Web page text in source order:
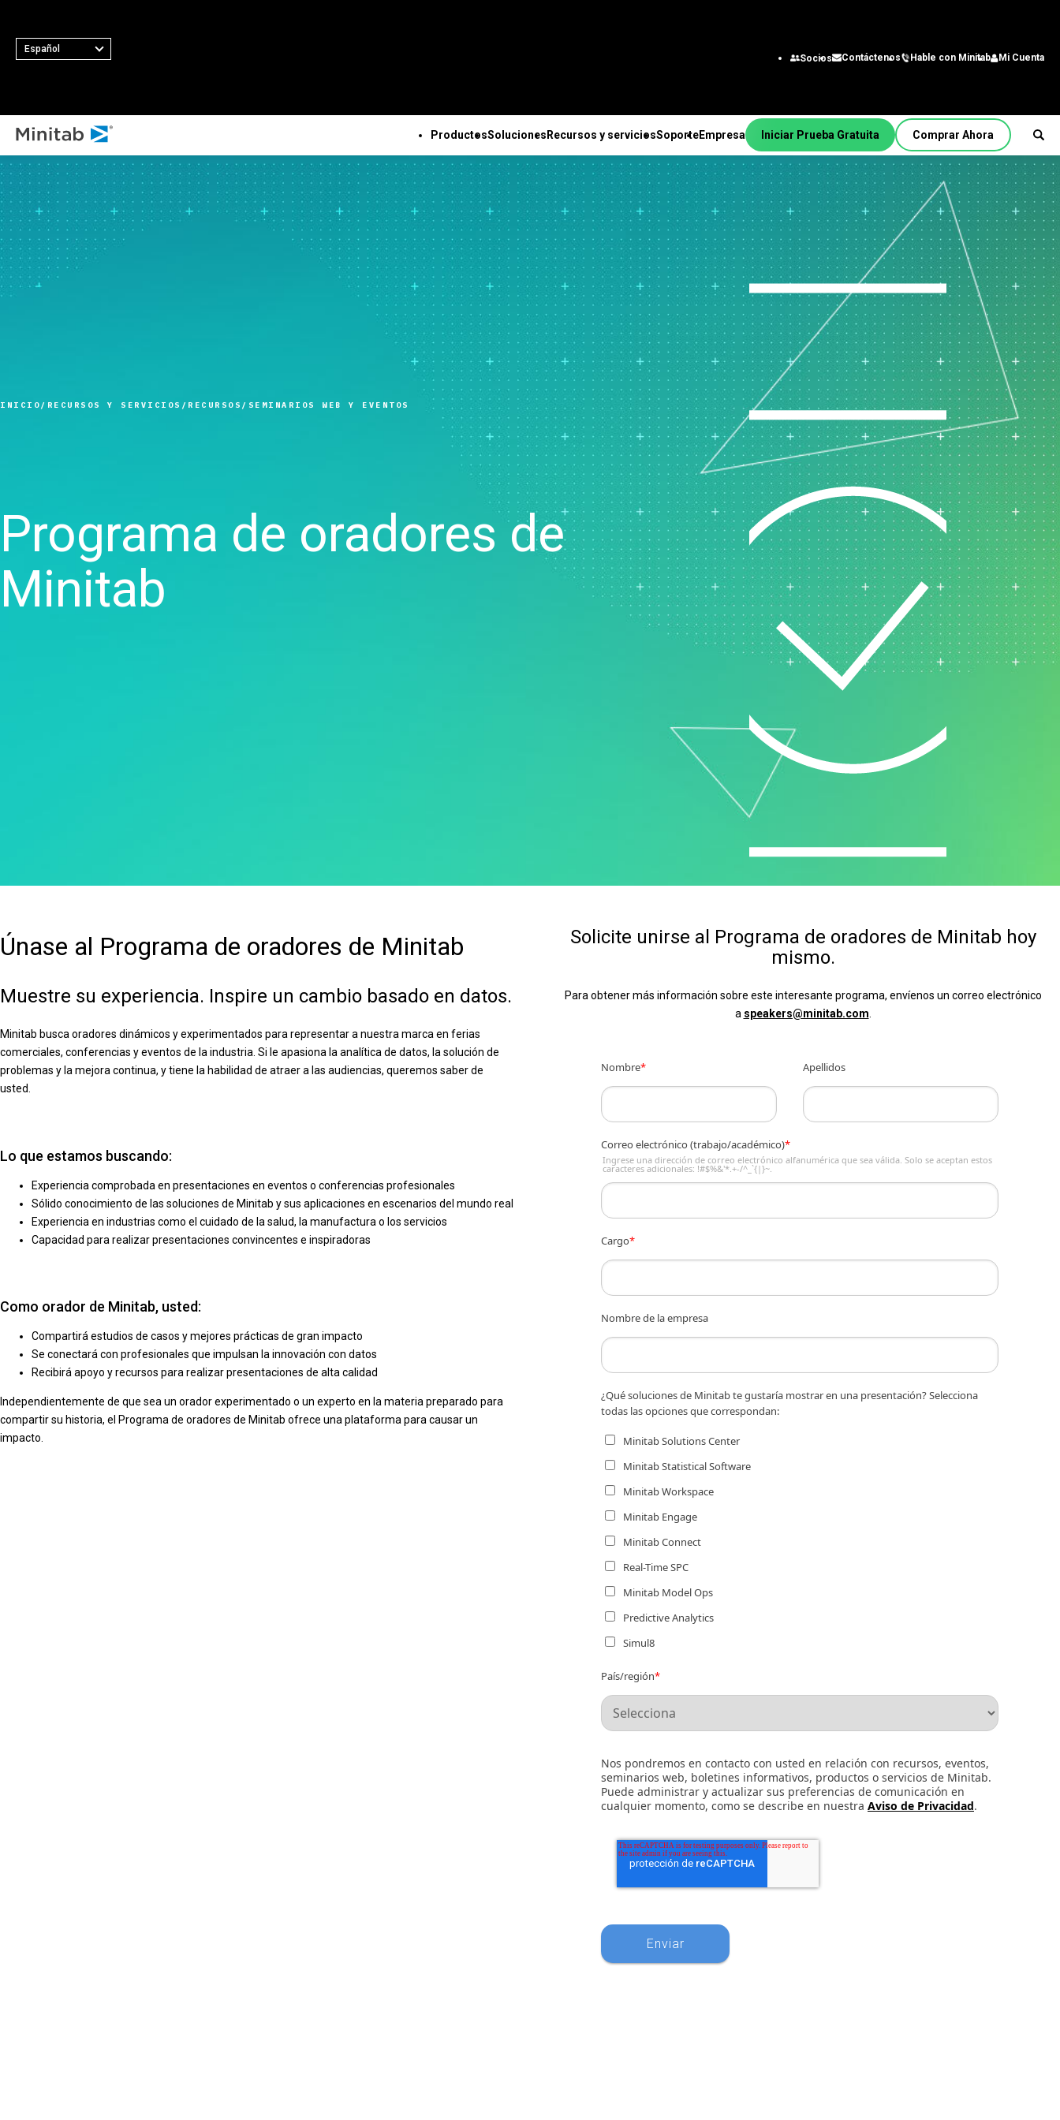
Español
Socios
Contáctenos Hable con Minitab Mi Cuenta
Productos
TODOS LOS PRODUCTOS
Minitab Solution Center
Minitab Statistical
Software
Minitab Connect
Minitab Model Ops
Minitab Education Hub
Minitab Engage
Minitab Workspace
Real-Time SPC
Prolink Data Collection y
Recopilación de datos de
Simulación de eventos
definidos con Simul8
Soluciones
TODAS LAS SOLUCIONES
Analítica
Estadística y analítica
Capacidades clave
Recopilación de datos
automatizada
Diseño de experimentos
avanzado
Mejora continua
Integración y preparación
de datos
Diagramación y mapas
Gemelos digitales
Modelo y ML Ops
Gestión de innovación y
Soluciones de Minitab
para la industria
Sector académico
Construcción
Energía y recursos
naturales
Gobierno y Sector Público
Cuidado de la salud
Seguros
Industrial y Manufactura
Productos farmacéuticos
Servicios
Software y Tecnología
Por función/rol
Ingeniería
Analista de negocios
Tecnología de la
Cadena de suministro
Servicio al cliente y Centro
de contacto con el cliente
Recursos humanos
Analítica de datos de
marketing
Recursos y servicios
TODOS LOS RECURSOS Y SERVICIOS
Recursos
Estudios de casos
Blog
Libros electrónicos y
artículos técnicos
Conjuntos de datos
Seminarios web y eventos
Education Hub
Servicios
Capacitación
Implementación
Aprendizaje autónomo
Formación continua
Consultoría
Soporte
SOPORTE TÉCNICO
Suscripciones y
activación
Minitab Quick Start
Capacitación
Instalación
Videos de soporte
técnico
Documentación de
soporte
Actualizaciones de
software
Descargas de productos
Política de soporte
técnico
Empresa
EMPRESA
Acerca de nosotros
Equipo de Liderazgo
Socios
Oportunidades de
empleo
Contáctenos
Noticias
Mercancía de Minitab
Iniciar Prueba Gratuita Comprar Ahora
INICIO RECURSOS Y SERVICIOS RECURSOS SEMINARIOS WEB Y EVENTOS
Programa de oradores de
Minitab
Únase al Programa de oradores de Minitab
Muestre su experiencia. Inspire un cambio basado en datos.
Minitab busca oradores dinámicos y experimentados para representar a nuestra marca en ferias
comerciales, conferencias y eventos de la industria. Si le apasiona la analítica de datos, la solución de
problemas y la mejora continua, y tiene la habilidad de atraer a las audiencias, queremos saber de
usted.
Lo que estamos buscando:
Experiencia comprobada en presentaciones en eventos o conferencias profesionales
Sólido conocimiento de las soluciones de Minitab y sus aplicaciones en escenarios del mundo real
Experiencia en industrias como el cuidado de la salud, la manufactura o los servicios
Capacidad para realizar presentaciones convincentes e inspiradoras
Como orador de Minitab, usted:
Compartirá estudios de casos y mejores prácticas de gran impacto
Se conectará con profesionales que impulsan la innovación con datos
Recibirá apoyo y recursos para realizar presentaciones de alta calidad
Independientemente de que sea un orador experimentado o un experto en la materia preparado para
compartir su historia, el Programa de oradores de Minitab ofrece una plataforma para causar un
impacto.
Solicite unirse al Programa de oradores de Minitab hoy
mismo.
Para obtener más información sobre este interesante programa, envíenos un correo electrónico
a speakers@minitab.com
Nombre* Apellidos
Correo electrónico (trabajo/académico)*
Ingrese una dirección de correo electrónico alfanumérica que sea válida. Solo se aceptan estos
caracteres adicionales: !#$%&'*.+-/^_`{|}~.
Cargo*
Nombre de la empresa
¿Qué soluciones de Minitab te gustaría mostrar en una presentación? Selecciona
todas las opciones que correspondan:
Minitab Solutions Center
Minitab Statistical Software
Minitab Workspace
Minitab Engage
Minitab Connect
Real-Time SPC
Minitab Model Ops
Predictive Analytics
Simul8
País/región*
Nos pondremos en contacto con usted en relación con recursos, eventos,
seminarios web, boletines informativos, productos o servicios de Minitab.
Puede administrar y actualizar sus preferencias de comunicación en
cualquier momento, como se describe en nuestra Aviso de Privacidad.